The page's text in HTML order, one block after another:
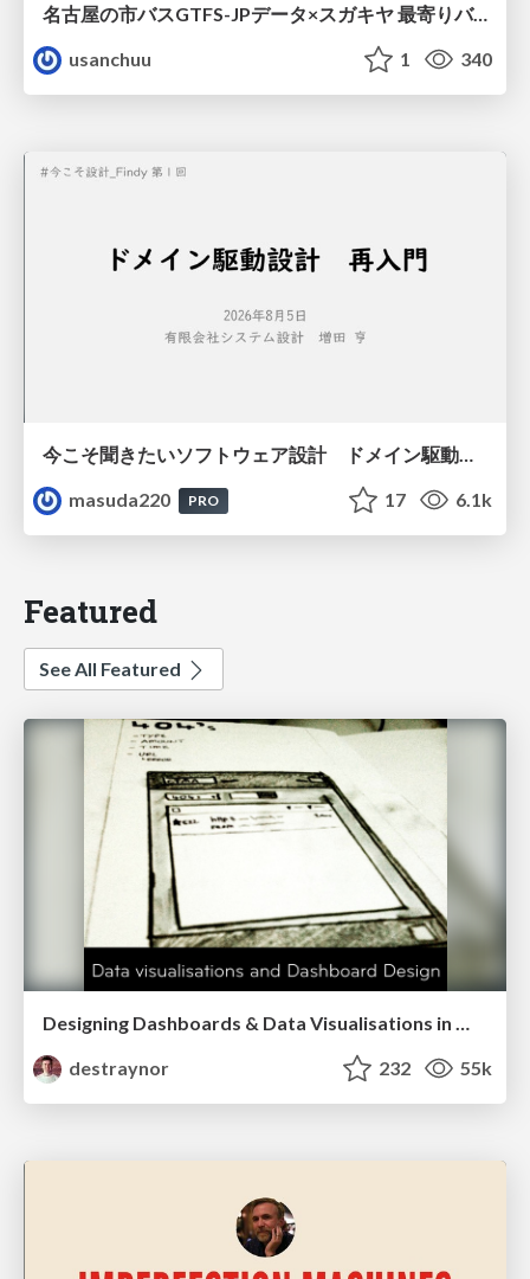
名古屋の市バスGTFS-JPデータ×スガキヤ 最寄りバス停検索をAmazon ElastiCache Serverless for Valkeyで最適化する
usanchuu
1 340
今こそ聞きたいソフトウェア設計 ドメイン駆動設計再入門
masuda220
PRO 17 6.1k
Featured
See All Featured
destraynor
232 55k